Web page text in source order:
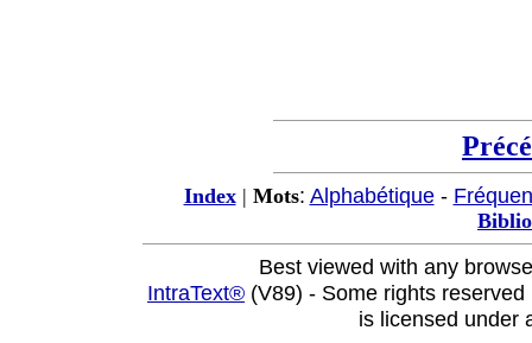
Index| Mots: Alphabétique-
Best viewed with any
IntraText® (V89) - Some rights
is licensed under